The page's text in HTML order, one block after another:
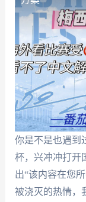
你是不是也遇到
杯，兴冲冲打开
出“该内容在您
被浇灭的热情，